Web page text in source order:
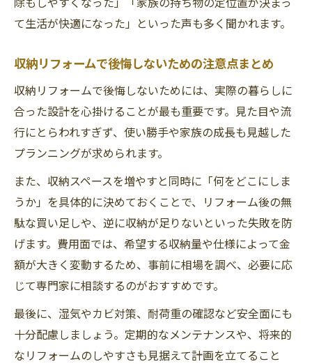
て生活が快適になった」といった声も多く聞かれます。
収納リフォームで後悔しないための注意点まとめ
収納リフォームで後悔しないためには、実際の暮らしに
合った設計を心掛けることが最も重要です。見た目や流
行にとらわれすぎず、使い勝手や家族の成長も見越した
プランニングが求められます。
また、収納スペースを増やすと同時に「何をどこにしま
うか」を具体的に決めておくことで、リフォーム後の無
駄な買い足しや、逆に収納が足りないといった失敗を防
げます。費用面では、希望する収納量や仕様によって金
額が大きく変動するため、事前に相場を調べ、必要に応
じて専門家に相談するのがおすすめです。
最後に、湿気やカビ対策、耐荷重の確認など安全面にも
十分配慮しましょう。定期的なメンテナンスや、将来的
なリフォームのしやすさも見据えて計画を立てること